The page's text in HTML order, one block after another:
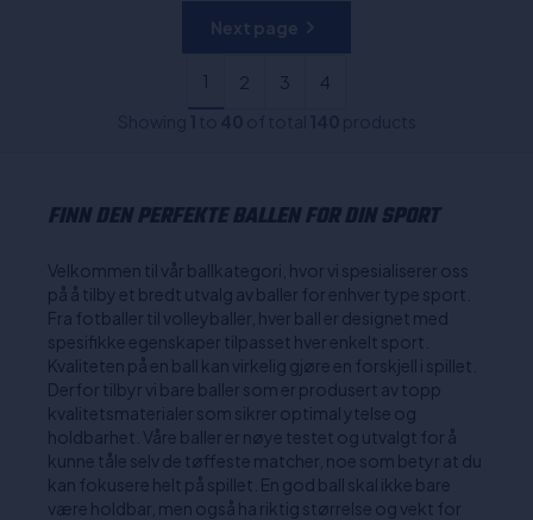
1 2 3
4
FINN DEN PERFEKTE BALLEN FOR DIN SPORT
Velkommen til vår ballkategori, hvor vi spesialiserer oss
på å tilby et bredt utvalg av baller for enhver type sport.
Fra fotballer til volleyballer, hver ball er designet med
spesifikke egenskaper tilpasset hver enkelt sport.
Kvaliteten på en ball kan virkelig gjøre en forskjell i spillet.
Derfor tilbyr vi bare baller som er produsert av topp
kvalitetsmaterialer som sikrer optimal ytelse og
holdbarhet. Våre baller er nøye testet og utvalgt for å
kunne tåle selv de tøffeste matcher, noe som betyr at du
kan fokusere helt på spillet. En god ball skal ikke bare
være holdbar, men også ha riktig størrelse og vekt for